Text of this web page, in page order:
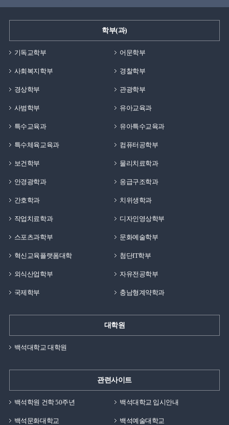
학부(과)
기독교학부 어문학부
사회복지학부 경찰학부
경상학부 관광학부
사범학부 유아교육과
특수교육과 유아특수교육과
특수체육교육과 컴퓨터공학부
보건학부 물리치료학과
안경광학과 응급구조학과
간호학과 치위생학과
작업치료학과 디자인영상학부
스포츠과학부 문화예술학부
혁신교육플랫폼대학 첨단IT학부
외식산업학부 자유전공학부
국제학부 충남형계약학과
대학원
백석대학교 대학원
관련사이트
백석학원 건학 50주년 백석대학교 입시안내
백석문화대학교 백석예술대학교